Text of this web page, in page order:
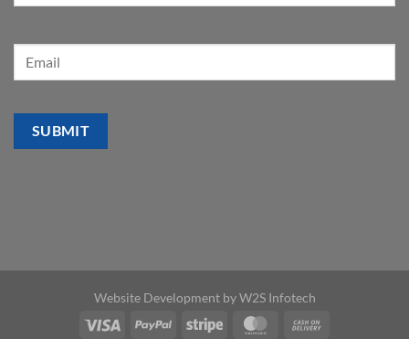
Website Development byW2S Infotech